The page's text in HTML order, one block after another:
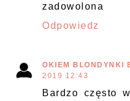
zadowolona
Odpowiedz
OKIEM BLONDYNKI
2019 12:43
Bardzo często